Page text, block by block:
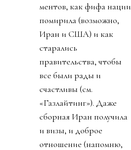
ментов, как фифа нации
помирила (возможно,
Иран и США) и как
старались
правительства, чтобы
все были рады и
счастливы (см.
«Газлайтинг»). Даже
сборная Иран получила
и визы, и доброе
отношение (напомню,